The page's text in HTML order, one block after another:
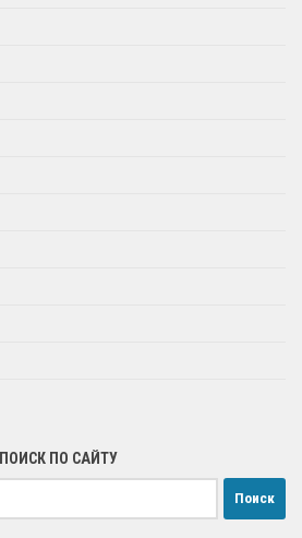
ПОИСК ПО САЙТУ